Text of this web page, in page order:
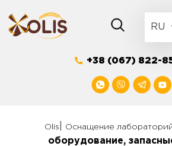
to
content
RU
+38 (067) 822-
Olis Оснащение
оборудование,